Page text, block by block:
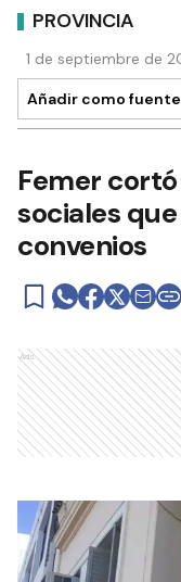
PROVINCIA
1 de septiembre de
Añadir como
Femer
sociales
convenios
Ads